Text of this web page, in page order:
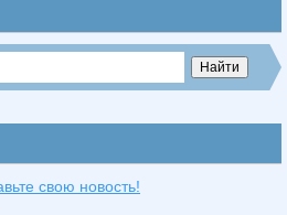
свою новость!